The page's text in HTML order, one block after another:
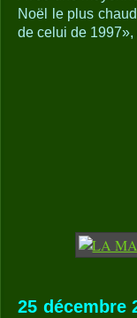
Noël le plus
de celui de
25 décembre